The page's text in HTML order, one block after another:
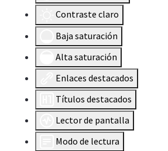
Contraste claro
Baja saturación
Alta saturación
Enlaces destacados
Títulos destacados
Lector de pantalla
Modo de lectura